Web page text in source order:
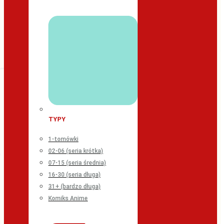
TYPY
1-tomówki
02-06 (seria krótka)
07-15 (seria średnia)
16-30 (seria długa)
31+ (bardzo długa)
Komiks Anime